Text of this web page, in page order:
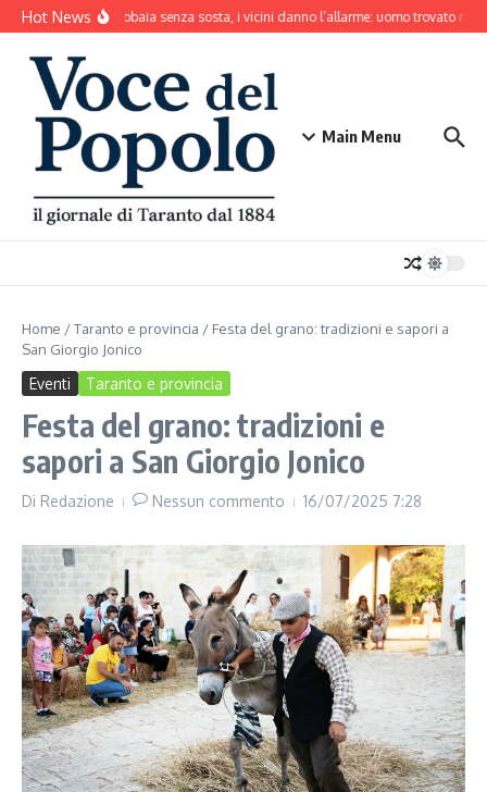
Salta al contenuto
Hot NewsIl cane abbaia senza sosta, i vicini danno l’allarme: uomo trovato
Main Menu
Home /Taranto e provincia / Festa del grano: tradizioni e sapori a
San Giorgio Jonico
Eventi Taranto e provincia
Festa del grano: tradizioni e
sapori a San Giorgio Jonico
Di Redazione Nessun commento 16/07/2025 7:28